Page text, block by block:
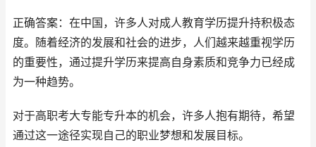
正确答案：在中国，许多人对成人教育学历提升持积极态
度。随着经济的发展和社会的进步，人们越来越重视学历
的重要性，通过提升学历来提高自身素质和竞争力已经成
为一种趋势。
对于高职考大专能专升本的机会，许多人抱有期待，希望
通过这一途径实现自己的职业梦想和发展目标。